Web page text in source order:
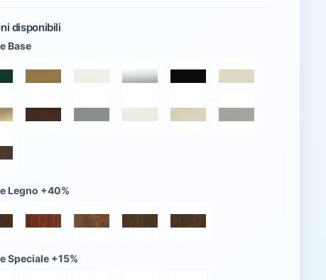
disponibili
Base
Legno +40%
Speciale +15%